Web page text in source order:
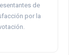
de
por la